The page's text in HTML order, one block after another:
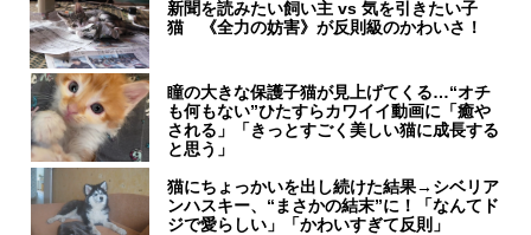
新聞を読みたい飼い主 vs 気を引きたい子
猫 《全力の妨害》が反則級のかわいさ！
瞳の大きな保護子猫が見上げてくる…“オチ
も何もない”ひたすらカワイイ動画に「癒や
される」「きっとすごく美しい猫に成長する
と思う」
猫にちょっかいを出し続けた結果→シベリア
ンハスキー、“まさかの結末”に！「なんてド
ジで愛らしい」「かわいすぎて反則」